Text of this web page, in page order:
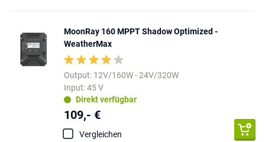
MoonRay 160 MPPT Shadow Optimized -
WeatherMax
Output: 12V/160W - 24V/320W
Input: 45 V
Direkt verfügbar
109,- €
Vergleichen